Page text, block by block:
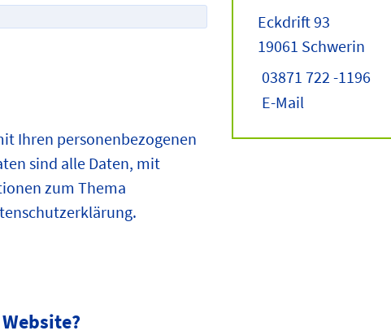
Ihren personenbezogenen
sind alle Daten, mit
zum Thema
Eckdrift 93
19061 Schwerin
03871 722 -1196
E-Mail